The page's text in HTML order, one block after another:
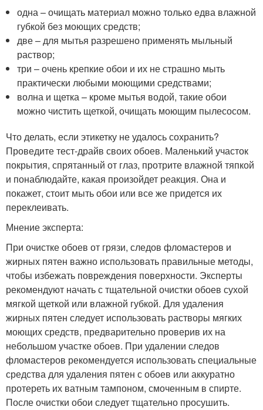
одна – очищать материал можно только едва влажной
губкой без моющих средств;
две – для мытья разрешено применять мыльный
раствор;
три – очень крепкие обои и их не страшно мыть
практически любыми моющими средствами;
волна и щетка – кроме мытья водой, такие обои
можно чистить щеткой, очищать моющим пылесосом.
Что делать, если этикетку не удалось сохранить?
Проведите тест-драйв своих обоев. Маленький участок
покрытия, спрятанный от глаз, протрите влажной тяпкой
и понаблюдайте, какая произойдет реакция. Она и
покажет, стоит мыть обои или все же придется их
переклеивать.
Мнение эксперта:
При очистке обоев от грязи, следов фломастеров и
жирных пятен важно использовать правильные методы,
чтобы избежать повреждения поверхности. Эксперты
рекомендуют начать с тщательной очистки обоев сухой
мягкой щеткой или влажной губкой. Для удаления
жирных пятен следует использовать растворы мягких
моющих средств, предварительно проверив их на
небольшом участке обоев. При удалении следов
фломастеров рекомендуется использовать специальные
средства для удаления пятен с обоев или аккуратно
протереть их ватным тампоном, смоченным в спирте.
После очистки обои следует тщательно просушить.